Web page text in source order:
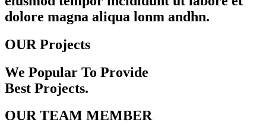
dolore magna aliqua lonm andhn.
OUR Projects
We Popular To Provide
Best Projects.
OUR TEAM MEMBER